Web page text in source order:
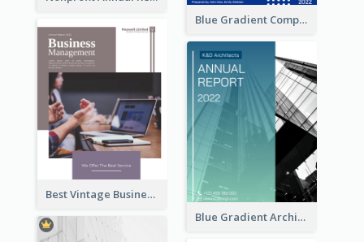
Blue Gradient Company Annual Report
Best Vintage Business Report Design Template
Blue Gradient Architecture Annual Report